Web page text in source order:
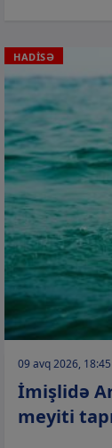
HADİSƏ
09 avq 2026, 18:45
İmişlidə
meyiti